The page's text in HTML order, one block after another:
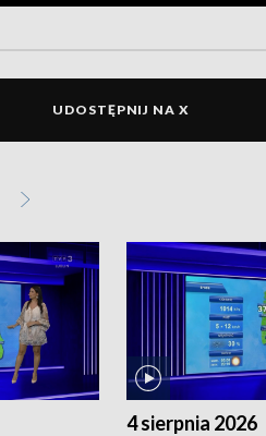
UDOSTĘPNIJ NA X
4 sierpnia 2026